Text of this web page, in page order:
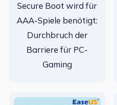
Secure Boot wird für
AAA-Spiele benötigt:
Durchbruch der
Barriere für PC-
Gaming